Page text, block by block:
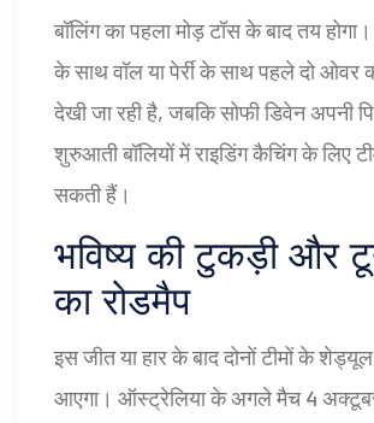
बॉलिंग का पहला मोड़ टॉस के बाद तय
के साथ वॉल या पेर्री के साथ पहले दो ओवर
देखी जा रही है, जबकि सोफी डिवेन अपनी
शुरुआती बॉलियों में राइडिंग कैचिंग के लिए
सकती हैं।
भविष्य की टुकड़ी और
का रोडमैप
इस जीत या हार के बाद दोनों टीमों के
आएगा। ऑस्ट्रेलिया के अगले मैच 4